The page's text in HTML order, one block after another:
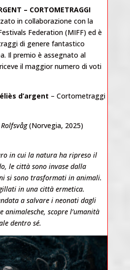
– CORTOMETRAGGI
in collaborazione con la
Federation (MIFF) ed è
di genere fantastico
Il premio è assegnato al
il maggior numero di voti
d’argent – Cortometraggi
(Norvegia, 2025)
in cui la natura ha ripreso il
le città sono invase dalla
si sono trasformati in animali.
in una città ermetica.
a salvare i neonati dagli
animalesche, scopre l’umanità
dentro sé.